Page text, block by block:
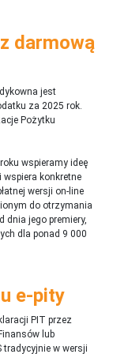
darmową
jest
za 2025 rok.
Pożytku
wspieramy ideę
wspiera konkretne
wersji on-line
do otrzymania
dnia jego premiery,
dla ponad 9 000
e-pity
PIT przez
lub
tradycyjnie w wersji